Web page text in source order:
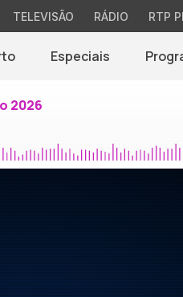
TELEVISÃO RÁDIO RTP
Especiais
2026